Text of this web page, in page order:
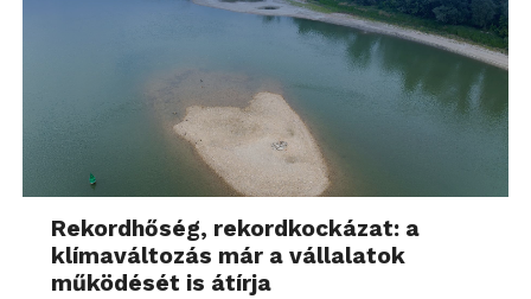
Rekordhőség, rekordkockázat: a
klímaváltozás már a vállalatok
működését is átírja